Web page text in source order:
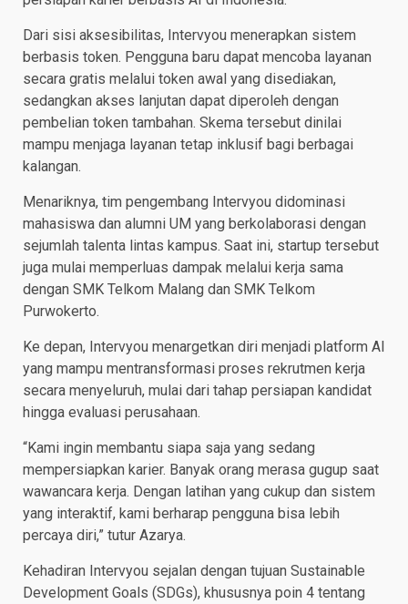
Dari sisi aksesibilitas, Intervyou menerapkan sistem
berbasis token. Pengguna baru dapat mencoba layanan
secara gratis melalui token awal yang disediakan,
sedangkan akses lanjutan dapat diperoleh dengan
pembelian token tambahan. Skema tersebut dinilai
mampu menjaga layanan tetap inklusif bagi berbagai
kalangan.
Menariknya, tim pengembang Intervyou didominasi
mahasiswa dan alumni UM yang berkolaborasi dengan
sejumlah talenta lintas kampus. Saat ini, startup tersebut
juga mulai memperluas dampak melalui kerja sama
dengan SMK Telkom Malang dan SMK Telkom
Purwokerto.
Ke depan, Intervyou menargetkan diri menjadi platform AI
yang mampu mentransformasi proses rekrutmen kerja
secara menyeluruh, mulai dari tahap persiapan kandidat
hingga evaluasi perusahaan.
“Kami ingin membantu siapa saja yang sedang
mempersiapkan karier. Banyak orang merasa gugup saat
wawancara kerja. Dengan latihan yang cukup dan sistem
yang interaktif, kami berharap pengguna bisa lebih
percaya diri,” tutur Azarya.
Kehadiran Intervyou sejalan dengan tujuan Sustainable
Development Goals (SDGs), khususnya poin 4 tentang